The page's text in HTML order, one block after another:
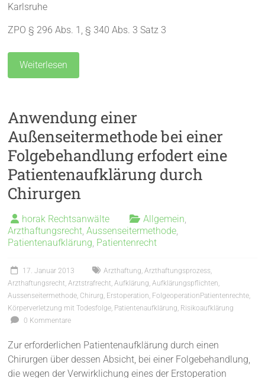
Karlsruhe
ZPO § 296 Abs. 1, § 340 Abs. 3 Satz 3
Weiterlesen
Anwendung einer
Außenseitermethode bei einer
Folgebehandlung erfodert eine
Patientenaufklärung durch
Chirurgen
horak Rechtsanwälte Allgemein
Arzthaftungsrecht ,Aussenseitermethode
Patientenaufklärung Patientenrecht
17. Januar 2013 Arzthaftung ,Arzthaftungsprozess
Arzthaftungsrecht ,Arztstrafrecht ,Aufklärung ,Aufklärungspflichten
Aussenseitermethode Chirurg Erstoperation FolgeoperationPatientenrechte
Körperverletzung mit Todesfolge Patientenaufklärung Risikoaufklärung
0 Kommentare
Zur erforderlichen Patientenaufklärung durch einen
Chirurgen über dessen Absicht, bei einer Folgebehandlung,
die wegen der Verwirklichung eines der Erstoperation